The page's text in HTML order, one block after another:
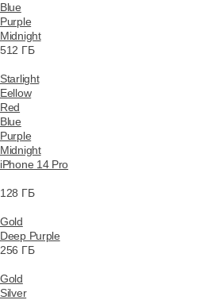
Blue
Purple
Midnight
512 ГБ
Starlight
Eellow
Red
Blue
Purple
Midnight
iPhone 14 Pro
128 ГБ
Gold
Deep Purple
256 ГБ
Gold
Silver